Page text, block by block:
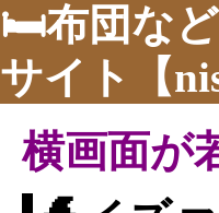
🛏布団など
サイト【
横画面が